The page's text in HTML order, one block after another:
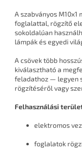
A szabványos M10x1
foglalattal, rögzítő
sokoldalúan
lámpák és egyedi
A csövek több
kiválasztható a
feladathoz — legyen
rögzítéséről vagy
Felhasználási
elektromos
foglalatok